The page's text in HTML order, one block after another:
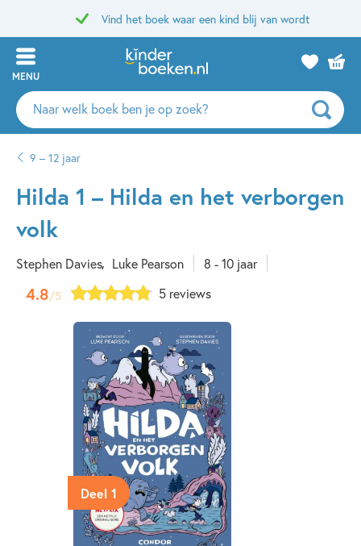
Vind het boek waar een kind blij van wordt
MENU
Zoeken
naar
auteurs
uitgevers
9 – 12 jaar
Hilda 1 – Hilda en het verborgen
volk
Stephen Davies Luke Pearson 8 - 10 jaar
4.8/5 5 reviews
Deel 1